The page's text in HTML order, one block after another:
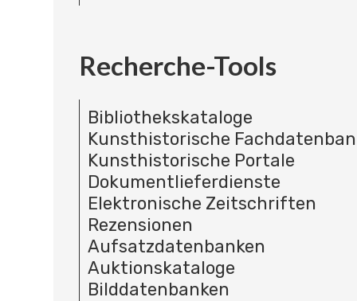
Recherche-Tools
Bibliothekskataloge
Kunsthistorische
Kunsthistorische Portale
Dokumentlieferdienste
Elektronische Zeitschriften
Rezensionen
Aufsatzdatenbanken
Auktionskataloge
Bilddatenbanken